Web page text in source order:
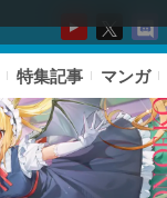
特集記事 マンガ